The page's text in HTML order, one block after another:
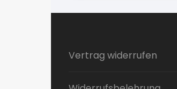
Vertrag widerrufen